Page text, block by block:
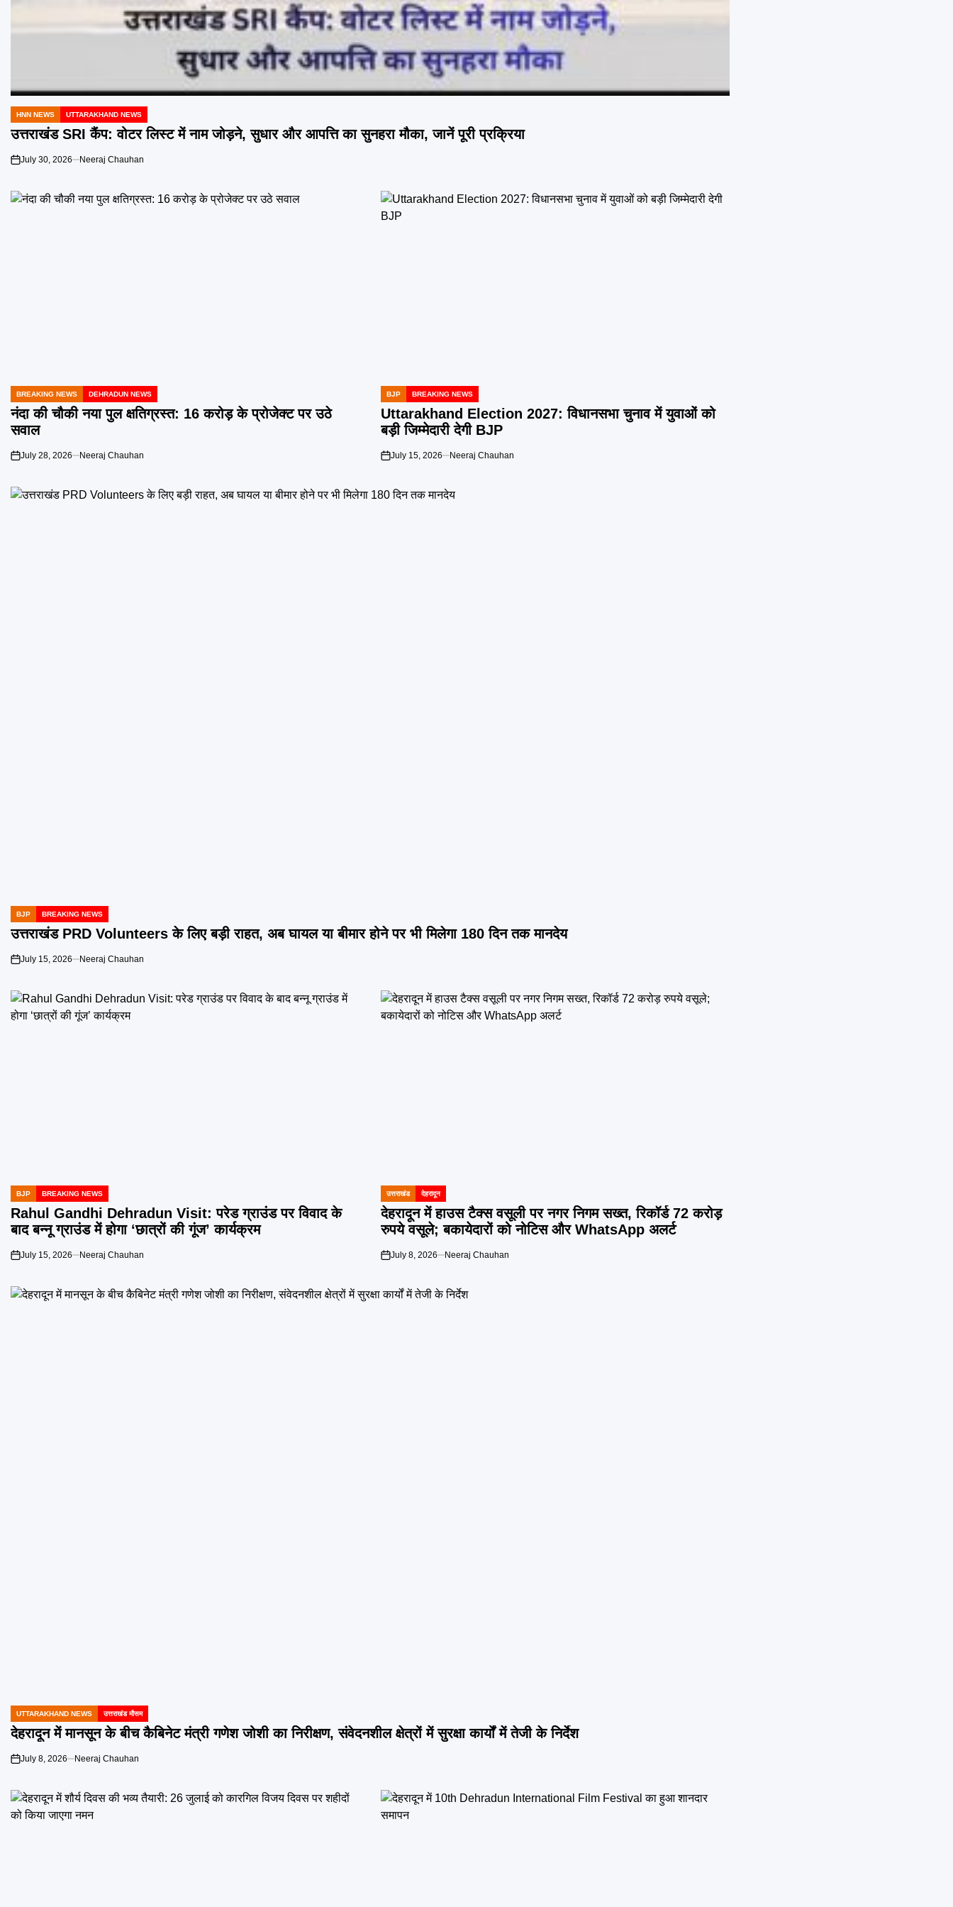
POSTED
IN
HNN NEWS UTTARAKHAND NEWS
उत्तराखंड SRI कैंप: वोटर लिस्ट में नाम जोड़ने, सुधार और आपत्ति का सुनहरा मौका, जानें पूरी प्रक्रिया
on
July 30, 2026 Neeraj Chauhan
POSTED
IN
BREAKING NEWS DEHRADUN NEWS
नंदा की चौकी नया पुल क्षतिग्रस्त: 16 करोड़ के प्रोजेक्ट पर उठे
सवाल
on
July 28, 2026 Neeraj Chauhan
POSTED
IN
BJP BREAKING NEWS
Uttarakhand Election 2027: विधानसभा चुनाव में युवाओं को
बड़ी जिम्मेदारी देगी BJP
on
July 15, 2026 Neeraj Chauhan
POSTED
IN
BJP BREAKING NEWS
उत्तराखंड PRD Volunteers के लिए बड़ी राहत, अब घायल या बीमार होने पर भी मिलेगा 180 दिन तक मानदेय
on
July 15, 2026 Neeraj Chauhan
POSTED
IN
BJP BREAKING NEWS
Rahul Gandhi Dehradun Visit: परेड ग्राउंड पर विवाद के
बाद बन्नू ग्राउंड में होगा ‘छात्रों की गूंज’ कार्यक्रम
on
July 15, 2026 Neeraj Chauhan
POSTED
IN
उत्तराखंड देहरादून
देहरादून में हाउस टैक्स वसूली पर नगर निगम सख्त, रिकॉर्ड 72 करोड़
रुपये वसूले; बकायेदारों को नोटिस और WhatsApp अलर्ट
on
July 8, 2026 Neeraj Chauhan
POSTED
IN
UTTARAKHAND NEWS उत्तराखंड मौसम
देहरादून में मानसून के बीच कैबिनेट मंत्री गणेश जोशी का निरीक्षण, संवेदनशील क्षेत्रों में सुरक्षा कार्यों में तेजी के निर्देश
on
July 8, 2026 Neeraj Chauhan